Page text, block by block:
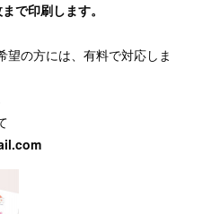
で印刷します。
望の方には、有料で対応しま